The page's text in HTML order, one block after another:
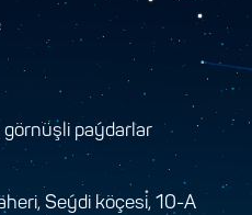
görnüşli paýdarlar
Seýdi köçesi, 10-A